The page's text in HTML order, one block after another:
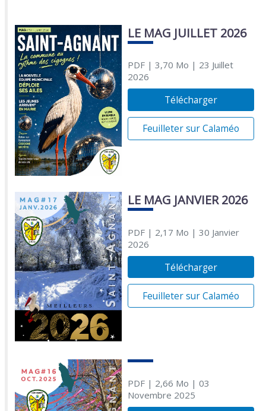
LE MAG JUILLET 2026
PDF| 3,70 Mo | 23 Juillet
2026
Télécharger
Feuilleter sur Calaméo
LE MAG JANVIER 2026
PDF| 2,17 Mo | 30 Janvier
2026
Télécharger
Feuilleter sur Calaméo
PDF| 2,66 Mo | 03
Novembre 2025